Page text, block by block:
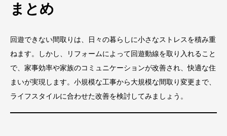
まとめ
回遊できない間取りは、日々の暮らしに小さなストレスを積み重
ねます。しかし、リフォームによって回遊動線を取り入れること
で、家事効率や家族のコミュニケーションが改善され、快適な住
まいが実現します。小規模な工事から大規模な間取り変更まで、
ライフスタイルに合わせた改善を検討してみましょう。